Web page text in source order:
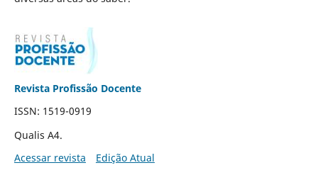
Revista Profissão Docente
ISSN: 1519-0919
Qualis A4.
Acessar revista
Edição Atual